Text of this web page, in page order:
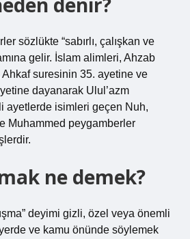
sözlükte “sabırlı, çalışkan ve
gelir. İslam alimleri, Ahzab
suresinin 35. ayetine ve
dayanarak Ulul’azm
ayetlerde isimleri geçen Nuh,
Muhammed peygamberler
ne demek?
deyimi gizli, özel veya önemli
ve kamu önünde söylemek